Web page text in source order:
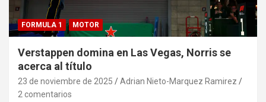
FORMULA 1 MOTOR
Verstappen domina en Las Vegas, Norris se
acerca al título
23 de noviembre de 2025
Adrian Nieto-Marquez Ramirez
2 comentarios